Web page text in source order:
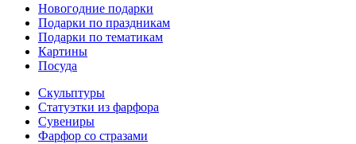
Новогодние подарки
Подарки по праздникам
Подарки по тематикам
Картины
Посуда
Скульптуры
Статуэтки из фарфора
Сувениры
Фарфор со стразами